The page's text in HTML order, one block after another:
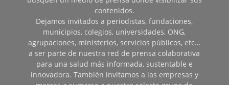
contenidos.
Dejamos invitados a periodistas, fundaciones,
municipios, colegios, universidades, ONG,
agrupaciones, ministerios, servicios públicos, etc…
a ser parte de nuestra red de prensa colaborativa
para una salud más informada, sustentable e
innovadora. También invitamos a las empresas y